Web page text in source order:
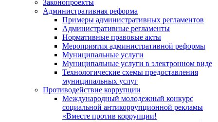
Законопроекты
Административная реформа
Примеры административных регламентов
Административные регламенты
Нормативные правовые акты
Мероприятия административной реформы
Муниципальные услуги
Муниципальные услуги в электронном виде
Технологические схемы предоставления
муниципальных услуг
Противодействие коррупции
Международный молодежный конкурс
социальной антикоррупционной рекламы
«Вместе против коррупции!